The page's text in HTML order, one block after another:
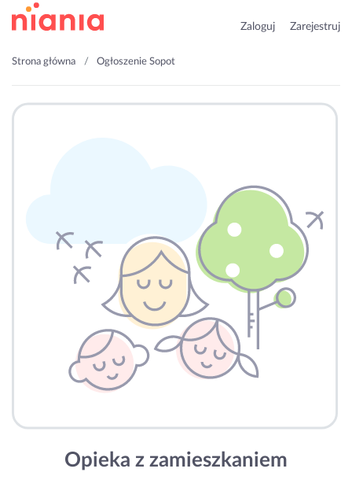
Zaloguj Zarejestruj
Strona główna Ogłoszenie Sopot
Opieka z zamieszkaniem